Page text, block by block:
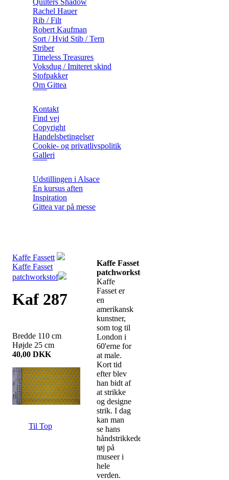
Quilters Shadow
Rachel Hauer
Rib / Filt
Robert Kaufman
Sort / Hvid Stib / Tern
Striber
Timeless Treasures
Voksdug / Imiteret skind
Stofpakker
Om Gittea
Kontakt
Find vej
Copyright
Handelsbetingelser
Cookie- og privatlivspolitik
Galleri
Udstillingen i Alsace
En kursus aften
Inspiration
Gittea var på messe
Kaffe Fassett
Kaffe Fasset
patchworkstof
Kaf 287
Bredde 110 cm
Højde 25 cm
40,00 DKK
Til Top
Kaffe Fasset
patchworkstof
Kaffe
Fasset er
en
amerikansk
kunstner,
som tog til
London i
60'erne for
at male.
Kort tid
efter blev
han bidt af
at strikke
og designe
strik. I dag
kan man
se hans
håndstrikkede
tøj på
museer i
hele
verden.